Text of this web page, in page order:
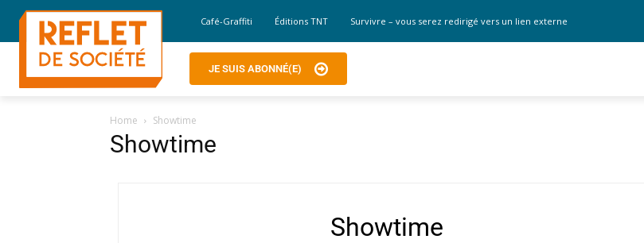
Café-Graffiti Éditions TNT Survivre – vous serez redirigé vers un lien externe
JE SUIS ABONNÉ(E)
Home Showtime
Showtime
Showtime